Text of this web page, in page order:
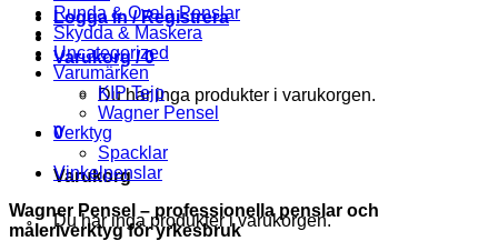
Logga in / Registrera
Varukorg /0
Du har inga produkter i varukorgen.
0
Varukorg
Du har inga produkter i varukorgen.
Runda & Ovala Penslar
Skydda & Maskera
Uncategorized
Varumärken
KIP Tejp
Wagner Pensel
Verktyg
Spacklar
Vinkelpenslar
Wagner Pensel – professionella penslar och
måleriverktyg för yrkesbruk